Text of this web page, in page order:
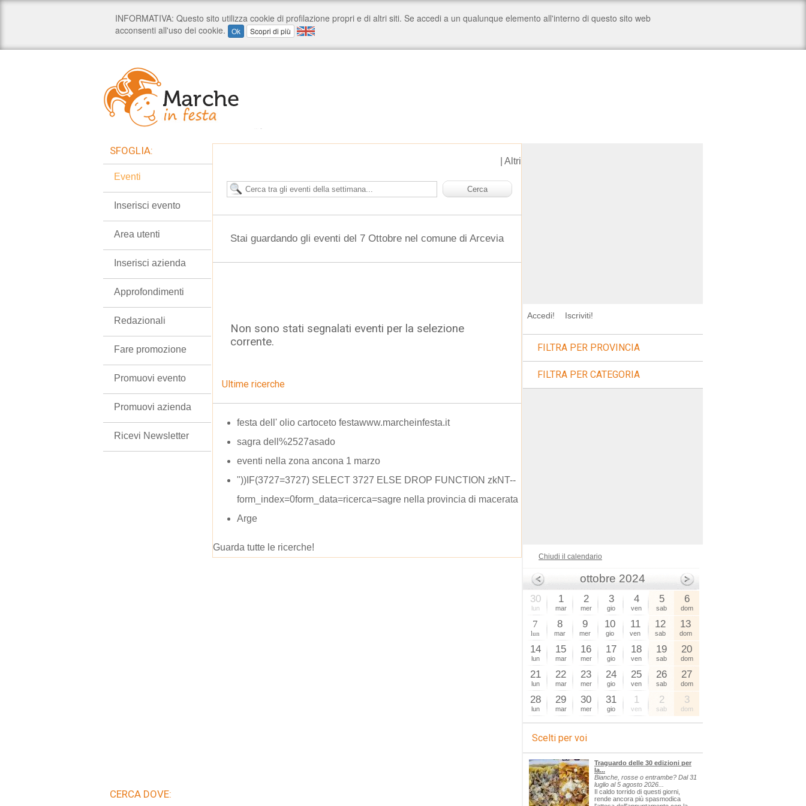
Altri
Stai guardando gli eventi del 7 Ottobre nel comune di Arcevia
Non sono stati segnalati eventi per la selezione
corrente.
Ultime ricerche
festa dell' olio cartoceto festawww.marcheinfesta.it
sagra dell%2527asado
eventi nella zona ancona 1 marzo
"))IF(3727=3727) SELECT 3727 ELSE DROP FUNCTION zkNT--
form_index=0form_data=ricerca=sagre nella provincia di macerata
Arge
Guarda tutte le ricerche!
SFOGLIA:
Eventi
Inserisci evento
Area utenti
Inserisci azienda
Approfondimenti
Redazionali
Fare promozione
Promuovi evento
Promuovi azienda
Ricevi Newsletter
CERCA DOVE:
Accedi! Iscriviti!
FILTRA PER PROVINCIA
FILTRA PER CATEGORIA
Chiudi il calendario
ottobre 2024
30
lun
1
mar
2
mer
3
gio
4
ven
5
sab
6
dom
7
lun
8
mar
9
mer
10
gio
11
ven
12
sab
13
dom
14
lun
15
mar
16
mer
17
gio
18
ven
19
sab
20
dom
21
lun
22
mar
23
mer
24
gio
25
ven
26
sab
27
dom
28
lun
29
mar
30
mer
31
gio
1
ven
2
sab
3
dom
Scelti per voi
Traguardo delle 30 edizioni per
la...
Bianche, rosse o entrambe? Dal 31
luglio al 5 agosto 2026...
Il caldo torrido di questi giorni,
rende ancora più spasmodica